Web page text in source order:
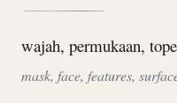
wajah, permukaan,
mask, face, features,